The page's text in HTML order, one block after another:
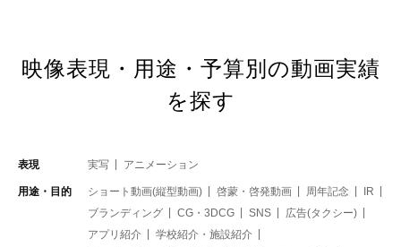
映像表現・用途・予算別の動画実績
を探す
表現 実写 アニメーション
用途・目的 ショート動画(縦型動画) 啓蒙・啓発動画 周年記念
IR
ブランディング
CG・3DCG SNS
広告(タクシー)
アプリ紹介
学校紹介・施設紹介